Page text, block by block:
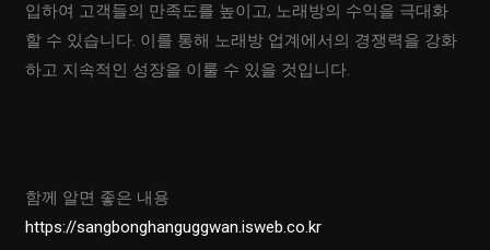
입하여 고객들의 만족도를 높이고, 노래방의 수익을 극대화
할 수 있습니다. 이를 통해 노래방 업계에서의 경쟁력을 강화
하고 지속적인 성장을 이룰 수 있을 것입니다.
함께 알면 좋은 내용
https://sangbonghanguggwan.isweb.co.kr